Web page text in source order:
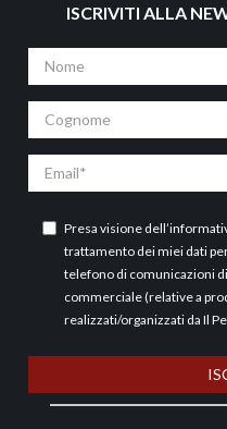
ISCRIVITI ALLA
Nome
Cognome
Email
Presa visione dell’
trattamento dei miei dati
telefono di comunicazioni
commerciale (relative a
realizzati/organizzati da Il